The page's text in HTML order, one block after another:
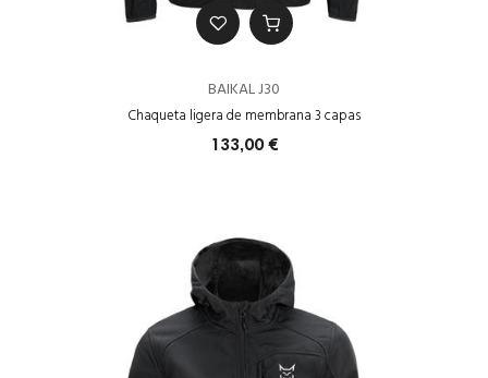
BAIKAL J30
Chaqueta ligera de membrana 3 capas
133,00 €